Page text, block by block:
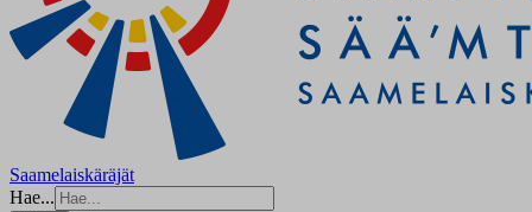
Saamelaiskäräjät
Hae...